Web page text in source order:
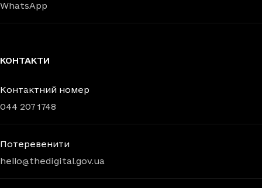
WhatsApp
КОНТАКТИ
Контактний номер
044 207 1748
Потеревенити
hello@thedigital.gov.ua